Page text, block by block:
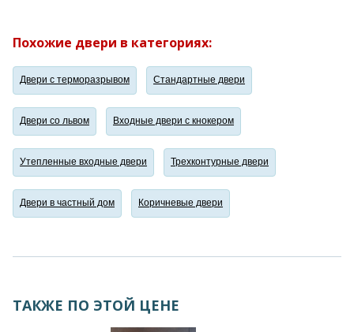
Похожие двери в категориях:
Двери с терморазрывом Стандартные двери
Двери со львом Входные двери с кнокером
Утепленные входные двери Трехконтурные двери
Двери в частный дом Коричневые двери
ТАКЖЕ ПО ЭТОЙ ЦЕНЕ